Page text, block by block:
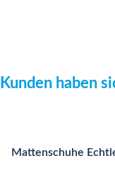
Produktgalerie
Kunden haben
Mattenschuhe